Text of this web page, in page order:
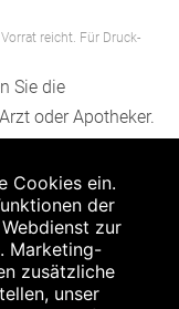
reicht. Für Druck-
Sie die
oder Apotheker.
ist keine
Der AEP ist
Preis für
Höhe dem für
dem eine
Cookies ein.
der
zur
Marketing-
zusätzliche
unser